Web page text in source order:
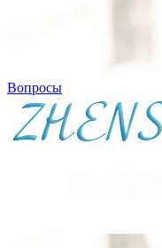
Вопросы